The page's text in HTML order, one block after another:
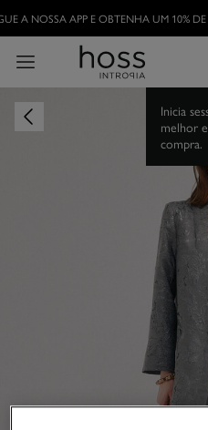
A NOSSA APP E OBTENHA UM 10%
Inicia
melhor
compra.